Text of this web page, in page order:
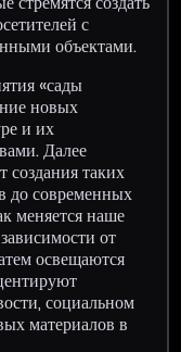
с
объектами.
«сады
новых
и их
Далее
создания таких
до современных
меняется наше
от
освещаются
социальном
материалов в